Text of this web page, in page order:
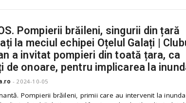
Pompierii brăileni, singurii din țară
la meciul echipei Oțelul Galați |
a invitat pompieri din toată țara, ca
de onoare, pentru implicarea la
- 2024-10-05
Pompierii brăileni, primii care au intervenit la